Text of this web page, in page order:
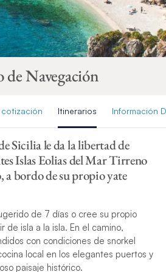
Navegación
Itinerarios Información
Sicilia le da la libertad de
Islas Eolias del Mar Tirreno
bordo de su propio yate
de 7 días o cree su propio
de isla a la isla. En el camino,
con condiciones de snorkel
local en los elegantes puertos y
paisaje histórico.